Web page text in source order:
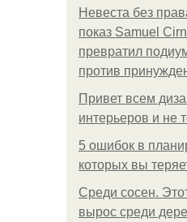
Невеста без
показ Samuel
превратил
против
Привет всем
интерьеров и не
5 ошибок в
которых вы
Среди сосен.
вырос среди